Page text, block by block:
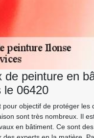
de peinture en
le 06420
pour objectif de protéger les
sont très nombreux. Il
en bâtiment. Ce sont